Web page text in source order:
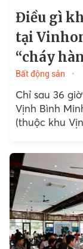
Điều gì
tại
“cháy
Bất động sản
Chỉ sau 36
Vịnh Bình
(thuộc khu